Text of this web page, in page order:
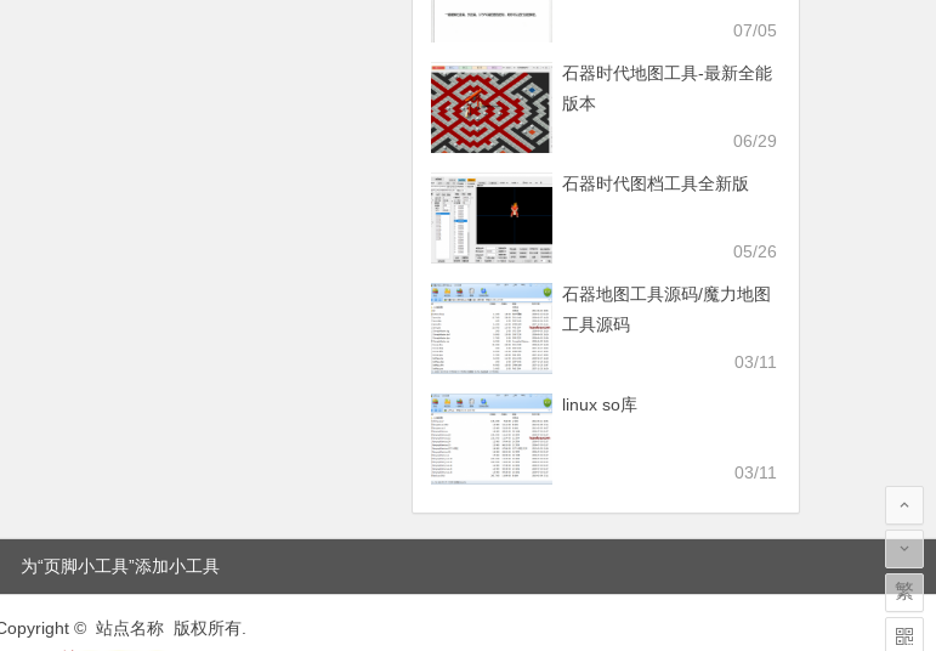
07/05
石器时代地图工具-最新全能
版本
06/29
石器时代图档工具全新版
05/26
石器地图工具源码/魔力地图
工具源码
03/11
linux so库
03/11
为“页脚小工具”添加小工具
© 站点名称 版权所有.
繁